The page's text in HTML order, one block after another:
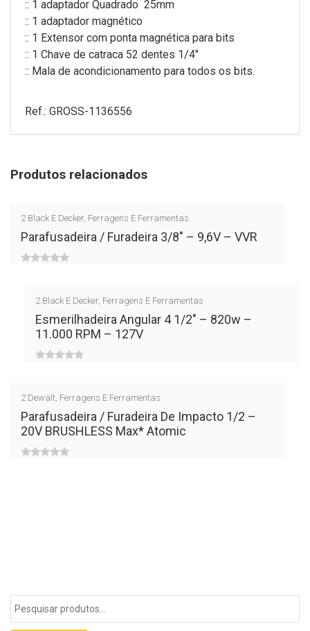
:: 1 adaptador Quadrado 25mm
:: 1 adaptador magnético
:: 1 Extensor com ponta magnética para bits
:: 1 Chave de catraca 52 dentes 1/4″
:: Mala de acondicionamento para todos os bits.
Ref.: GROSS-1136556
Produtos relacionados
2 Black E Decker, Ferragens E Ferramentas
Parafusadeira / Furadeira 3/8″ – 9,6V – VVR
2 Black E Decker, Ferragens E Ferramentas
Esmerilhadeira Angular 4 1/2″ – 820w –
11.000 RPM – 127V
5
2 Dewalt, Ferragens E Ferramentas
Parafusadeira / Furadeira De Impacto 1/2 –
20V BRUSHLESS Max* Atomic
Pesquisar